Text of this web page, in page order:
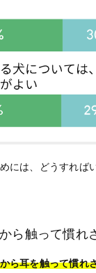
には、どうすれば
ら触って慣れ
ら耳を触って慣れ